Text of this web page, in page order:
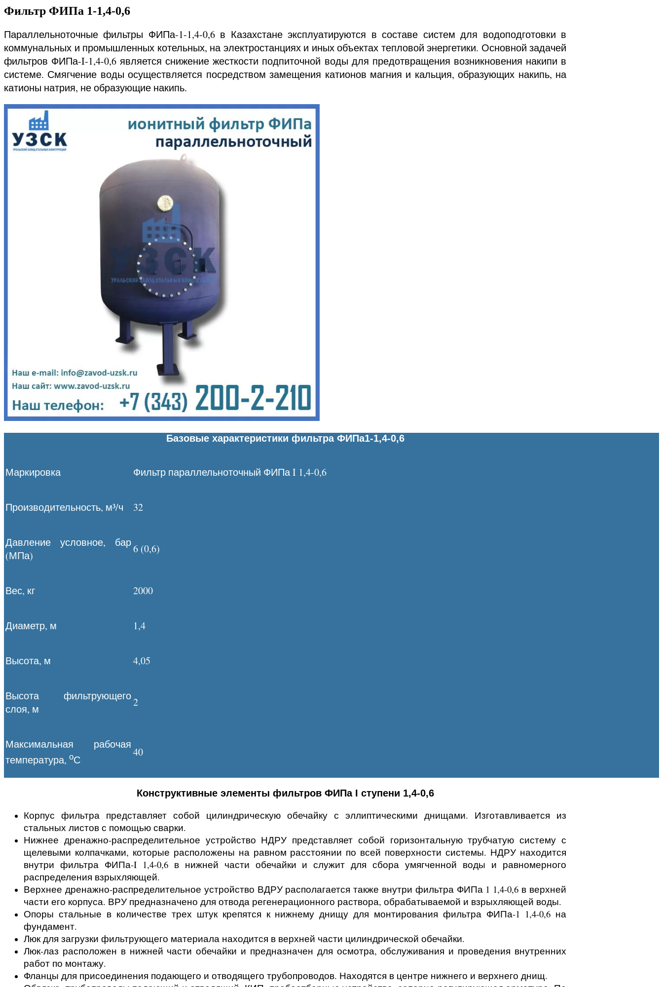
Фильтр ФИПа 1-1,4-0,6
Параллельноточные фильтры ФИПа-1-1,4-0,6 в Казахстане эксплуатируются в составе систем для водоподготовки в
коммунальных и промышленных котельных, на электростанциях и иных объектах тепловой энергетики. Основной задачей
фильтров ФИПа-I-1,4-0,6 является снижение жесткости подпиточной воды для предотвращения возникновения накипи в
системе. Смягчение воды осуществляется посредством замещения катионов магния и кальция, образующих накипь, на
катионы натрия, не образующие накипь.
Базовые характеристики фильтра ФИПа1-1,4-0,6
Маркировка Фильтр параллельноточный ФИПа I 1,4-0,6
Производительность, м³/ч 32
Давление условное, бар
(МПа)
6 (0,6)
Вес, кг 2000
Диаметр, м 1,4
Высота, м 4,05
Высота фильтрующего
слоя, м
2
Максимальная рабочая
температура, оС
40
Конструктивные элементы фильтров ФИПа I ступени 1,4-0,6
Корпус фильтра представляет собой цилиндрическую обечайку с эллиптическими днищами. Изготавливается из
стальных листов с помощью сварки.
Нижнее дренажно-распределительное устройство НДРУ представляет собой горизонтальную трубчатую систему с
щелевыми колпачками, которые расположены на равном расстоянии по всей поверхности системы. НДРУ находится
внутри фильтра ФИПа-I 1,4-0,6 в нижней части обечайки и служит для сбора умягченной воды и равномерного
распределения взрыхляющей.
Верхнее дренажно-распределительное устройство ВДРУ располагается также внутри фильтра ФИПа 1 1,4-0,6 в верхней
части его корпуса. ВРУ предназначено для отвода регенерационного раствора, обрабатываемой и взрыхляющей воды.
Опоры стальные в количестве трех штук крепятся к нижнему днищу для монтирования фильтра ФИПа-1 1,4-0,6 на
фундамент.
Люк для загрузки фильтрующего материала находится в верхней части цилиндрической обечайки.
Люк-лаз расположен в нижней части обечайки и предназначен для осмотра, обслуживания и проведения внутренних
работ по монтажу.
Фланцы для присоединения подающего и отводящего трубопроводов. Находятся в центре нижнего и верхнего днищ.